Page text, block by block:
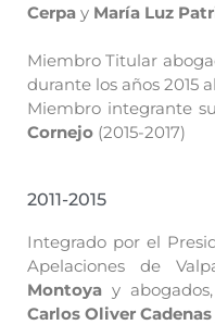
Cerpa y María Luz
Miembro Titular
durante los años 2015
Miembro integrante
Cornejo (2015-2017)
2011-2015
Integrado por el
Apelaciones de
Montoya y
Carlos Oliver Cadenas